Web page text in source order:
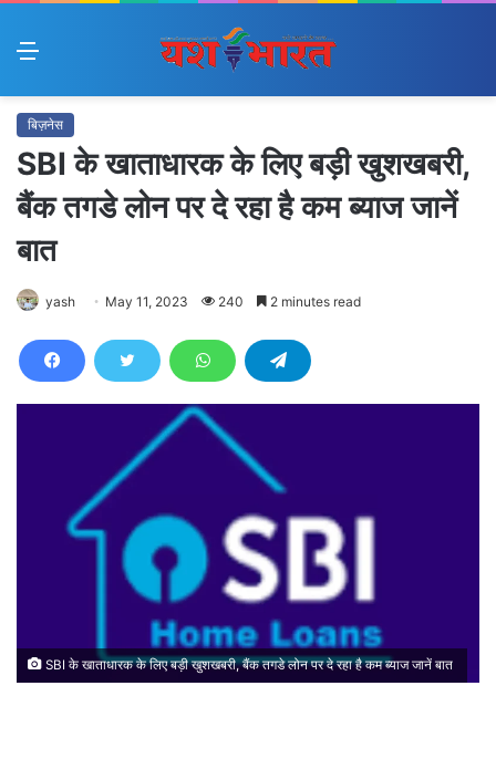
Menu
बिज़नेस
SBI के खाताधारक के लिए बड़ी खुशखबरी,
बैंक तगडे लोन पर दे रहा है कम ब्याज जानें
बात
yash May 11, 2023 240 2 minutes read
SBI के खाताधारक के लिए बड़ी खुशखबरी, बैंक तगडे लोन पर दे रहा है कम ब्याज जानें बात